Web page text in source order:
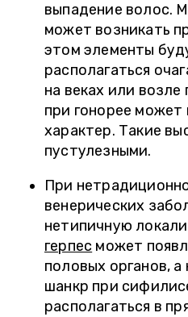
выпадение волос.
может возникать
этом элементы
располагаться
на веках или
при гонорее может
характер. Такие
пустулезными.
При
венерических
нетипичную
герпес может
половых органов,
шанкр при
располагаться в